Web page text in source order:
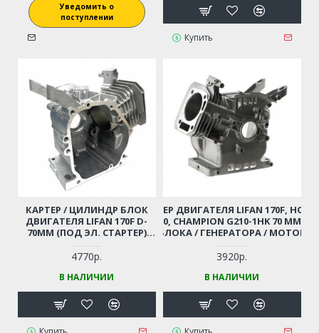
Уведомить о
поступлении
Купить
КАРТЕР / ЦИЛИНДР БЛОК
ДВИГАТЕЛЯ LIFAN 170F D-
70ММ (ПОД ЭЛ. СТАРТЕР)
ГЕНЕРАТОРА / МОТОПОМПЫ
И ПР.
4770р.
В НАЛИЧИИ
КАРТЕР ДВИГАТЕЛЯ LIFAN 170F,
GX200, CHAMPION G210-1HK 70 ММ
МОТОБЛОКА / ГЕНЕРАТОРА /
3300,LPG2500/GP50,52,80,GTP80,82/
3920р.
В НАЛИЧИИ